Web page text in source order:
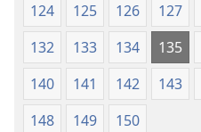
124
125 126 127
132
133 134 135
140
141 142 143
148
149 150